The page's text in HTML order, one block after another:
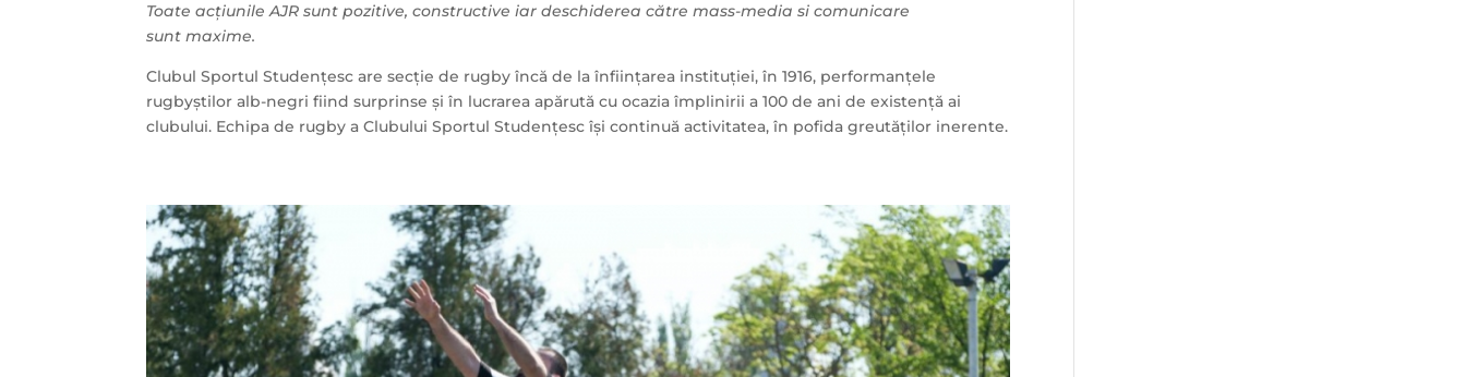
Toate acțiunile AJR sunt pozitive, constructive iar deschiderea către mass-media si comunicare
sunt maxime.
Clubul Sportul Studențesc are secție de rugby încă de la înființarea instituției, în 1916, performanțele
rugbyștilor alb-negri fiind surprinse și în lucrarea apărută cu ocazia împlinirii a 100 de ani de existență ai
clubului. Echipa de rugby a Clubului Sportul Studențesc își continuă activitatea, în pofida greutăților inerente.